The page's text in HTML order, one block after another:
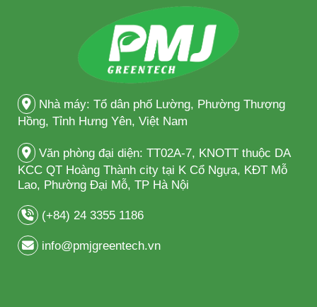
Nhà máy: Tổ dân phố Lường, Phường Thượng
Hồng, Tỉnh Hưng Yên, Việt Nam
Văn phòng đại diện: TT02A-7, KNOTT thuộc DA
KCC QT Hoàng Thành city tại K Cổ Ngựa, KĐT Mỗ
Lao, Phường Đại Mỗ, TP Hà Nội
(+84) 24 3355 1186
info@pmjgreentech.vn